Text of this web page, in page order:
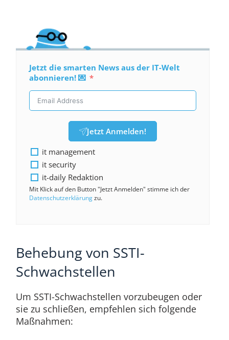
Jetzt die smarten News aus der IT-Welt
abonnieren! 💌
Jetzt Anmelden!
it management
it security
it-daily Redaktion
Mit Klick auf den Button "Jetzt Anmelden" stimme ich der
Datenschutzerklärungzu.
Behebung von SSTI-
Schwachstellen
Um SSTI-Schwachstellen vorzubeugen oder
sie zu schließen, empfehlen sich folgende
Maßnahmen: